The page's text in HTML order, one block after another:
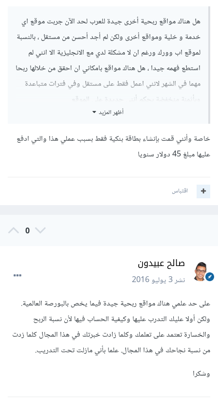
هل هناك مواقع ربحية أخرى جيدة للعرب لحد الآن جربت موقع اي
خدمة و خلية ومواقع أخرى ولكن لم أجد أحسن من مستقل ، بالنسبة
لموقع اب وورك ورغم ان لا مشكلة لدي مع الانجليزية الا انني لم
استطع فهمه جيدا ، هل هناك مواقع بامكاني ان احقق من خلالها ربحا
مهما في الشهر لانني اعمل فقط على مستقل وفي فترات متباعدة
وبأثمنة منخفضة بحكم أنني جديدة على الموقع
أظهر المزيد
خاصة وأنني قمت بإنشاء بطاقة بنكية فقط بسبب عملي هذا والتي ادفع
عليها مبلغ 45 دولار سنويا
اقتباس
0
صالح عبيدون
نشر3 يوليو 2016
على حد علمي هناك مواقع ربحية جيدة فيما يخص بالبورصة العالمية.
ولكن أولا عليك التدرب عليها وكيفية الحساب فيها لأن نسبة الربح
والخسارة تعتمد على تعلمك وكلما زادت خبرتك في هذا المجال كلما زدت
من نسبة نجاحك في هذا المجال. علما بأني مازلت تحت التدريب.
وشكرا